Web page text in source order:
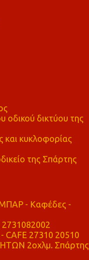
οδικού δικτύου της
κυκλοφορίας
της Σπάρτης
- Καφέδες -
27310 20510
2οχλμ. Σπάρτης